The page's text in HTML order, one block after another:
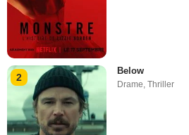
2
Below
Drame ,Thriller